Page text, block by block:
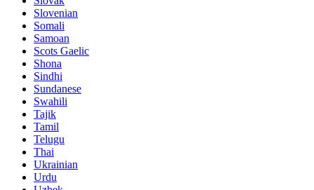
Slovenian
Somali
Samoan
Scots Gaelic
Shona
Sindhi
Sundanese
Swahili
Tajik
Tamil
Telugu
Thai
Ukrainian
Urdu